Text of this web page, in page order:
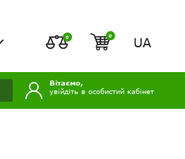
0 0 UA
Вітаємо,
увійдіть в особистий кабінет